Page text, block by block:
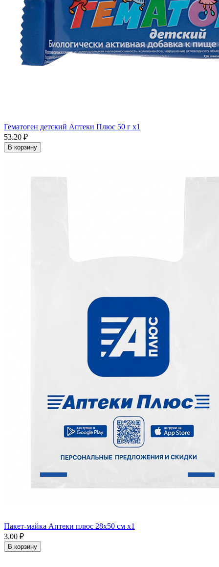
Гематоген детский Аптеки Плюс 50 г x1
53.20 ₽
В корзину
Пакет-майка Аптеки плюс 28х50 см x1
3.00 ₽
В корзину